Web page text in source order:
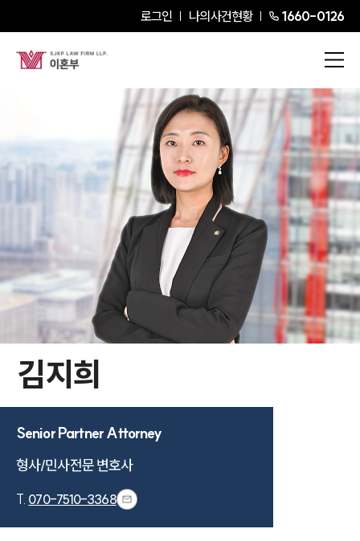
로그인 나의사건현황 1660-0126
김지희Senior Partner Attorney
김지희
Senior Partner Attorney
형사/민사전문 변호사
T. 070-7510-3368